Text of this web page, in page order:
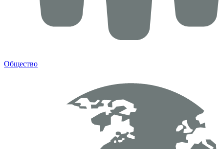
Общество